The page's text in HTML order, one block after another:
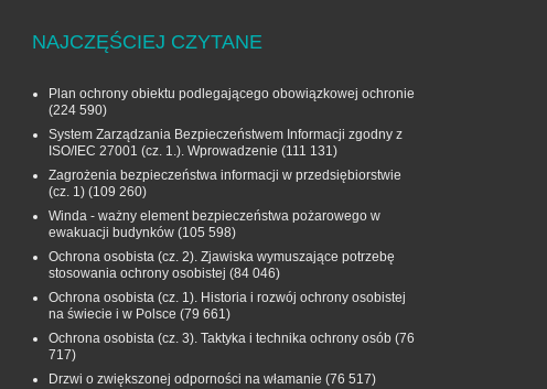
NAJCZĘŚCIEJ CZYTANE
Plan ochrony obiektu podlegającego obowiązkowej ochronie
(224 590)
System Zarządzania Bezpieczeństwem Informacji zgodny z
ISO/IEC 27001 (cz. 1.). Wprowadzenie (111 131)
Zagrożenia bezpieczeństwa informacji w przedsiębiorstwie
(cz. 1) (109 260)
Winda - ważny element bezpieczeństwa pożarowego w
ewakuacji budynków (105 598)
Ochrona osobista (cz. 2). Zjawiska wymuszające potrzebę
stosowania ochrony osobistej (84 046)
Ochrona osobista (cz. 1). Historia i rozwój ochrony osobistej
na świecie i w Polsce (79 661)
Ochrona osobista (cz. 3). Taktyka i technika ochrony osób (76
717)
Drzwi o zwiększonej odporności na włamanie (76 517)